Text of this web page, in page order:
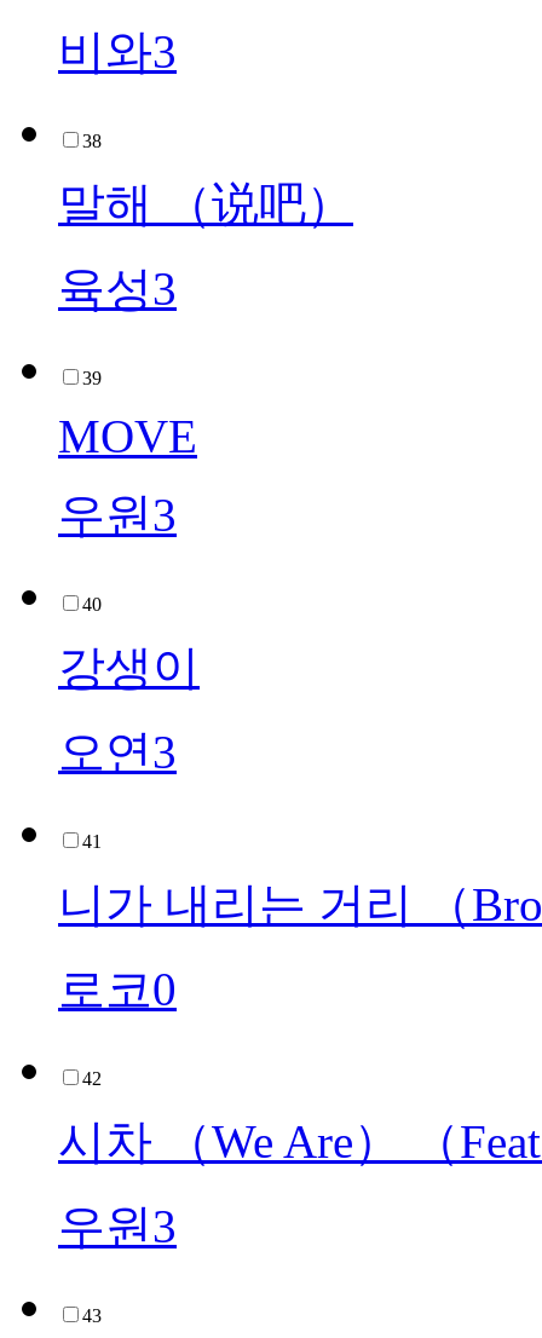
비와3
38
말해 （说吧）
육성3
39
MOVE
우원3
40
강생이
오연3
41
니가 내리는 거리 （
로코0
42
시차 （We Are） （
우원3
43